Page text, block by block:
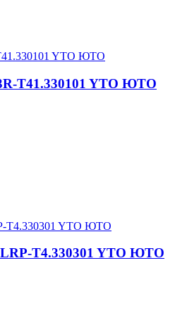
T41.330101 YTO ЮТО
T4.330301 YTO ЮТО